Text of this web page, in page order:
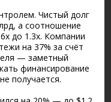
Чистый долг
а соотношение
до 1.3x. Компании
на 37% за счёт
— заметный
финансирование
получается.